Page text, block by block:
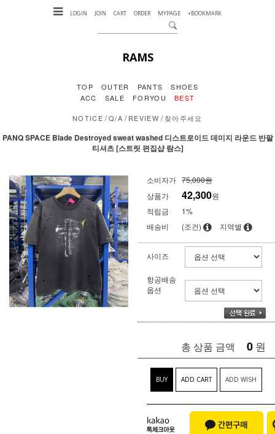
LOGIN JOIN CART ORDER MYPAGE +BOOKMARK
RAMS
TOP OUTER PANTS
SHOES
ACC
SALE FORYOU BEST
NOTICE /Q/A /REVIEW /찾아주세요
PANQ SPACE Blade Destroyed sweat washed 디스트로이드 데미지 라운드 반팔
티셔츠 [스트릿 편집샵 람스]
소비자가 75,000원
상품가
42,300원
적립금
1%
배송비
(조건) 지역별
사이즈
항공배송
옵션
총 상품 금액 0 원
BUY ADD CART ADD WISH